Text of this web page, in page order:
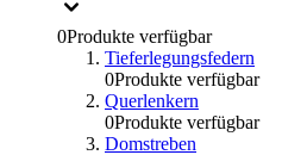
0Produkte verfügbar
Tieferlegungsfedern
0Produkte verfügbar
Querlenkern
0Produkte verfügbar
Domstreben